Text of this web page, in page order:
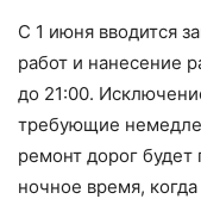
С 1 июня вводится
работ и нанесение
до 21:00.
требующие
ремонт дорог
ночное время,